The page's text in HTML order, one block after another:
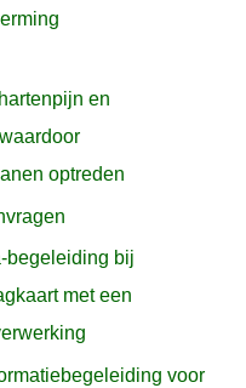
en
optreden
begeleiding bij
met een
voor